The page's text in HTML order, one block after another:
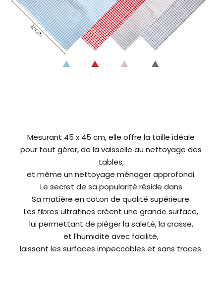
Mesurant 45 x 45 cm, elle offre la taille idéale
pour tout gérer, de la vaisselle au nettoyage des
tables,
et même un nettoyage ménager approfondi.
Le secret de sa popularité réside dans
Sa matière en coton de qualité supérieure.
Les fibres ultrafines créent une grande surface,
lui permettant de piéger la saleté, la crasse,
et l'humidité avec facilité,
laissant les surfaces impeccables et sans traces.